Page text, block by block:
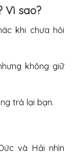
Vì sao?
khi chưa hỏi
không giữ
trả lại bạn.
và Hải nhìn